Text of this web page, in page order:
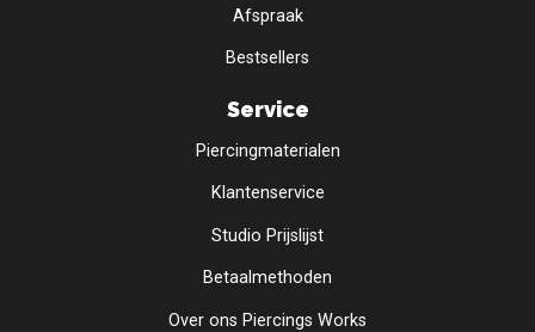
Afspraak
Bestsellers
Service
Piercingmaterialen
Klantenservice
Studio Prijslijst
Betaalmethoden
Over ons Piercings Works